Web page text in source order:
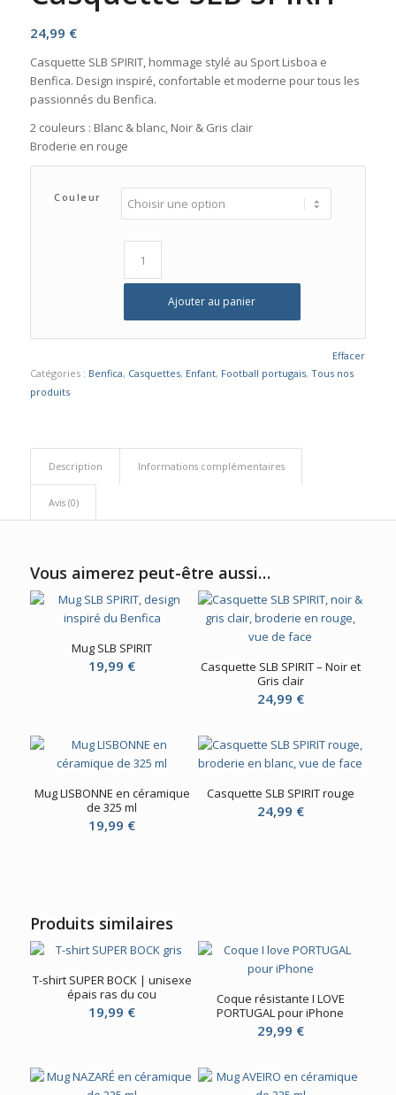
24,99 €
Casquette SLB SPIRIT, hommage stylé au Sport Lisboa e
Benfica. Design inspiré, confortable et moderne pour tous les
passionnés du Benfica.
2 couleurs : Blanc & blanc, Noir & Gris clair
Broderie en rouge
Couleur
Effacer
Ajouter au panier
Catégories : Benfica, Casquettes, Enfant, Football portugais, Tous nos
produits
Description Informations complémentaires
Avis (0)
Vous aimerez peut-être aussi…
Mug SLB SPIRIT
19,99 €
Casquette SLB SPIRIT – Noir et
Gris clair
24,99 €
Mug LISBONNE en céramique
de 325 ml
19,99 €
Casquette SLB SPIRIT rouge
24,99 €
Produits similaires
T-shirt SUPER BOCK | unisexe
épais ras du cou
19,99 €
Coque résistante I LOVE
PORTUGAL pour iPhone
29,99 €